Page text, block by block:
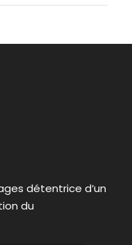
détentrice d’un
du